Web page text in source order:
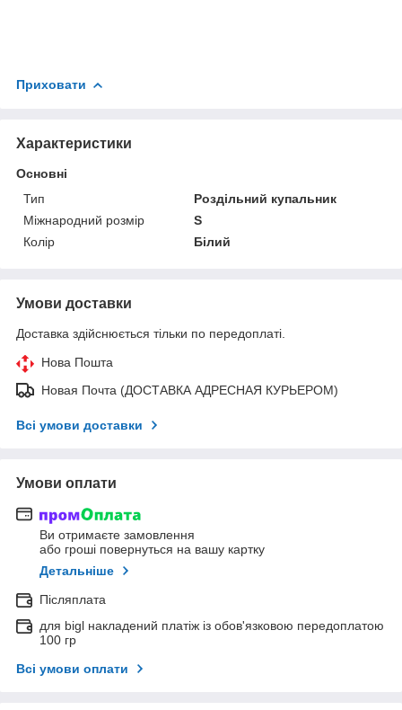
Приховати
Характеристики
Основні
Тип
Роздільний купальник
Міжнародний розмір
S
Колір
Білий
Умови доставки
Доставка здійснюється тільки по передоплаті.
Нова Пошта
Новая Почта (ДОСТАВКА АДРЕСНАЯ КУРЬЕРОМ)
Всі умови доставки
Умови оплати
Ви отримаєте замовлення
або гроші повернуться на вашу картку
Детальніше
Післяплата
для bigl накладений платіж із обов'язковою передоплатою
100 гр
Всі умови оплати